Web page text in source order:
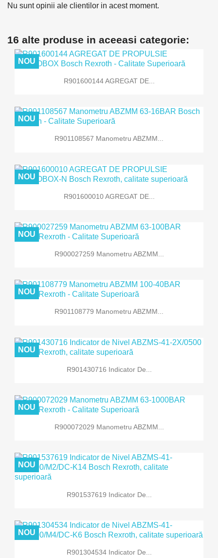
Nu sunt opinii ale clientilor in acest moment.
16 alte produse in aceeasi categorie:
R901600144 AGREGAT DE...
NOU
R901108567 Manometru ABZMM...
NOU
R901600010 AGREGAT DE...
NOU
R900027259 Manometru ABZMM...
NOU
R901108779 Manometru ABZMM...
NOU
R901430716 Indicator De...
NOU
R900072029 Manometru ABZMM...
NOU
R901537619 Indicator De...
NOU
R901304534 Indicator De...
NOU